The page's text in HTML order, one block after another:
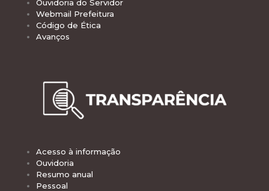
Ouvidoria do Servidor
Webmail Prefeitura
Código de Ética
Avanços
Acesso à informação
Ouvidoria
Resumo anual
Pessoal